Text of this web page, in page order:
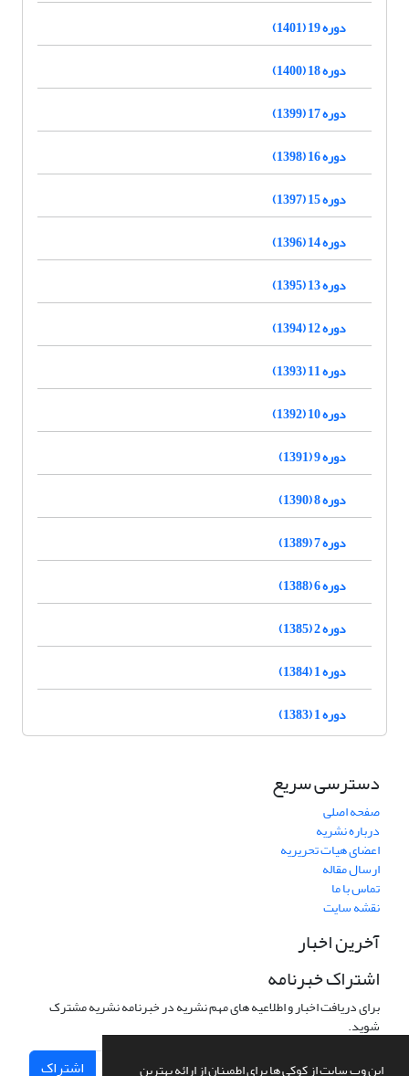
این وب سایت از کوکی ها برای اطمینان از ارائه بهترین
دوره 19 (1401)
دوره 18 (1400)
دوره 17 (1399)
دوره 16 (1398)
دوره 15 (1397)
دوره 14 (1396)
دوره 13 (1395)
دوره 12 (1394)
دوره 11 (1393)
دوره 10 (1392)
دوره 9 (1391)
دوره 8 (1390)
دوره 7 (1389)
دوره 6 (1388)
دوره 2 (1385)
دوره 1 (1384)
دوره 1 (1383)
دسترسی سریع
صفحه اصلی
درباره نشریه
اعضای هیات تحریریه
ارسال مقاله
تماس با ما
نقشه سایت
آخرین اخبار
اشتراک خبرنامه
برای دریافت اخبار و اطلاعیه های مهم نشریه در خبرنامه نشریه مشترک
شوید.
اشتراک